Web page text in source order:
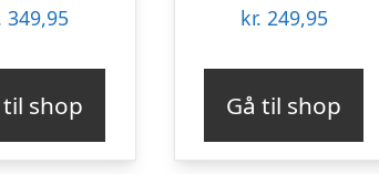
349,95
til shop
kr. 249,95
Gå til shop